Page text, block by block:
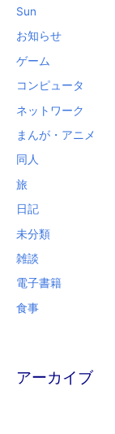
Sun
お知らせ
ゲーム
コンピュータ
ネットワーク
まんが・アニメ
同人
旅
日記
未分類
雑談
電子書籍
食事
アーカイブ